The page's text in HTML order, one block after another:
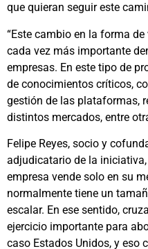
que quieran seguir este
“Este cambio en la forma
cada vez más importante
empresas. En este tipo de
de conocimientos críticos,
gestión de las plataformas,
distintos mercados, entre
Felipe Reyes, socio y
adjudicatario de la
empresa vende solo en su
normalmente tiene un
escalar. En ese sentido,
ejercicio importante para
caso Estados Unidos, y eso